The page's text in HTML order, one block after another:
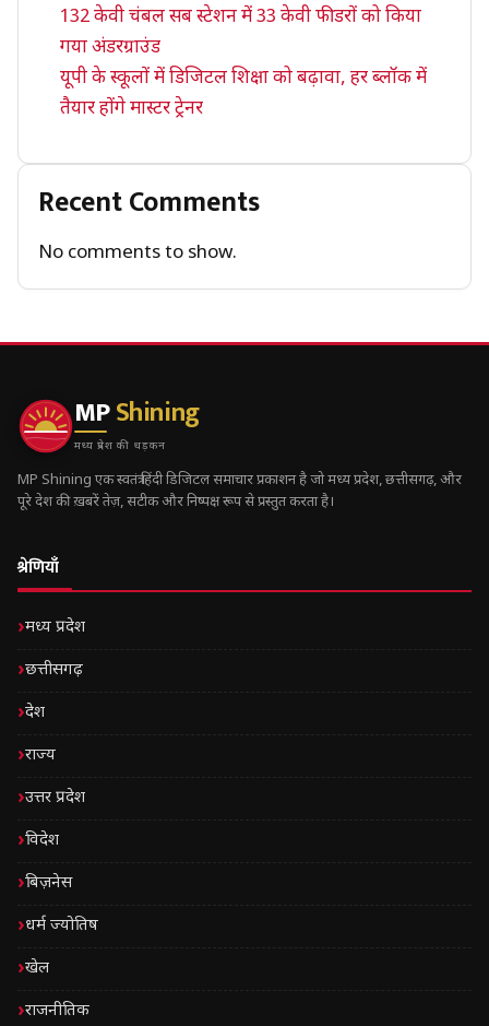
132 केवी चंबल सब स्टेशन में 33 केवी फीडरों को किया
गया अंडरग्राउंड
यूपी के स्कूलों में डिजिटल शिक्षा को बढ़ावा, हर ब्लॉक में
तैयार होंगे मास्टर ट्रेनर
Recent Comments
No comments to show.
MPShining
मध्य प्रदेश की धड़कन
MP Shining एक स्वतंत्र हिंदी डिजिटल समाचार प्रकाशन है जो मध्य प्रदेश, छत्तीसगढ़, और
पूरे देश की ख़बरें तेज़, सटीक और निष्पक्ष रूप से प्रस्तुत करता है।
श्रेणियाँ
मध्य प्रदेश
छत्तीसगढ़
देश
राज्य
उत्तर प्रदेश
विदेश
बिज़नेस
धर्म ज्योतिष
खेल
राजनीतिक